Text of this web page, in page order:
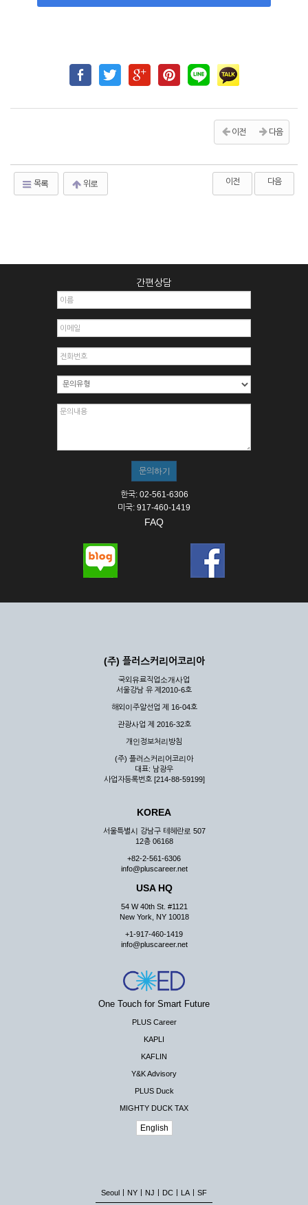
이전 다음
목록 위로 이전 다음
간편상담
한국: 02-561-6306
미국: 917-460-1419
FAQ
(주) 플러스커리어코리아
국외유료직업소개사업
서울강남 유 제2010-6호
해외이주알선업 제 16-04호
관광사업 제 2016-32호
개인정보처리방침
(주) 플러스커리어코리아
대표: 남광우
사업자등록번호 [214-88-59199]
KOREA
서울특별시 강남구 테헤란로 507
12층 06168
+82-2-561-6306
info@pluscareer.net
USA HQ
54 W 40th St. #1121
New York, NY 10018
+1-917-460-1419
info@pluscareer.net
One Touch for Smart Future
PLUS Career
KAPLI
KAFLIN
Y&K Advisory
PLUS Duck
MIGHTY DUCK TAX
English
Seoul NY NJ DC LA SF